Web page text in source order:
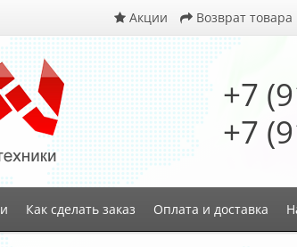
Акции Возврат товара
+7
+7
Как сделать заказ Оплата и доставка